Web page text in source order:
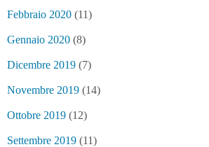
Febbraio 2020 (11)
Gennaio 2020 (8)
Dicembre 2019 (7)
Novembre 2019 (14)
Ottobre 2019 (12)
Settembre 2019 (11)